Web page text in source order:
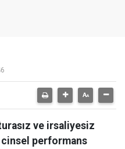
ve irsaliyesiz
performans